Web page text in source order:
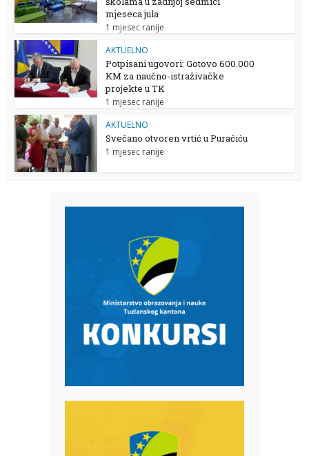
mjeseca jula
1 mjesec ranije
AKTUELNO
Potpisani ugovori: Gotovo 600.000
KM za naučno-istraživačke
projekte u TK
1 mjesec ranije
AKTUELNO
Svečano otvoren vrtić u Puračiću
1 mjesec ranije